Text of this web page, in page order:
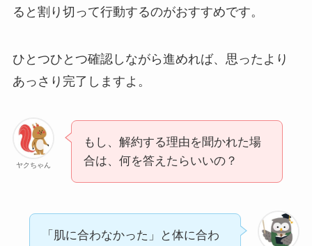
ると割り切って行動するのがおすすめです。
ひとつひとつ確認しながら進めれば、思ったより
あっさり完了しますよ。
ヤクちゃん
もし、解約する理由を聞かれた場
合は、何を答えたらいいの？
「肌に合わなかった」と体に合わ